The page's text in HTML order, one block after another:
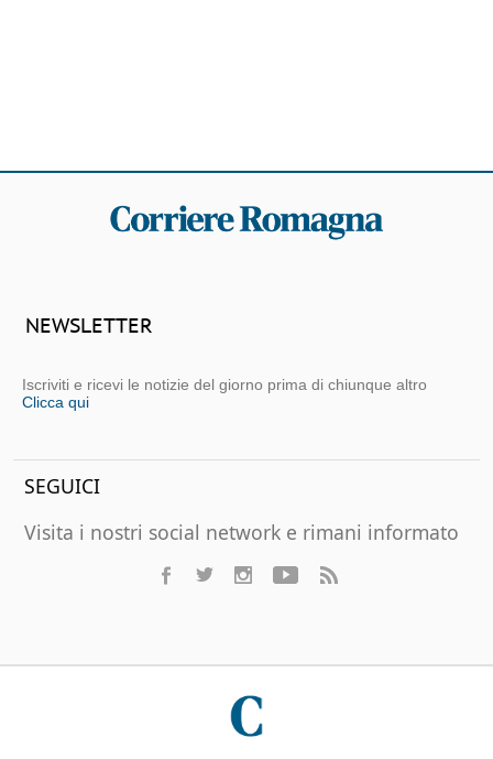
NEWSLETTER
Iscriviti e ricevi le notizie del giorno prima di chiunque altro
Clicca qui
SEGUICI
Visita i nostri social network e rimani informato